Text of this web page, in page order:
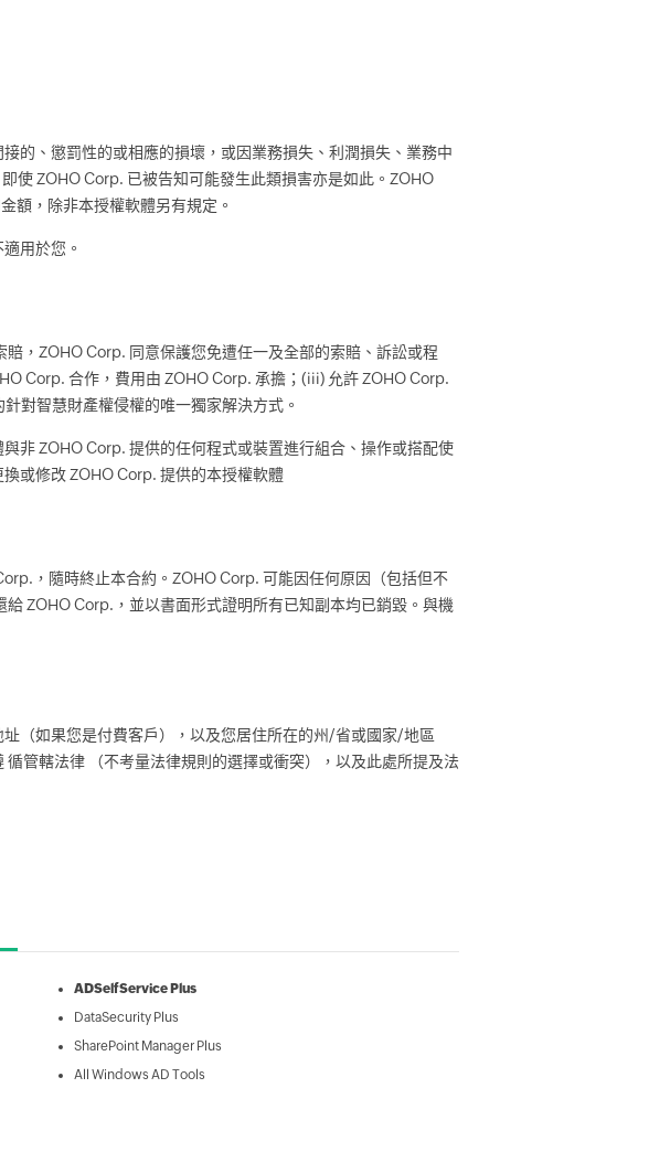
的、懲罰性的或相應的損壞，或因業務損失、利潤損失、業務中
使 ZOHO Corp. 已被告知可能發生此類損害亦是如此。ZOHO
額，除非本授權軟體另有規定。
用於您。
，ZOHO Corp. 同意保護您免遭任一及全部的索賠、訴訟或程
Corp. 合作，費用由 ZOHO Corp. 承擔；(iii) 允許 ZOHO Corp.
對智慧財產權侵權的唯一獨家解決方式。
非 ZOHO Corp. 提供的任何程式或裝置進行組合、操作或搭配使
或修改 ZOHO Corp. 提供的本授權軟體
，隨時終止本合約。ZOHO Corp. 可能因任何原因（包括但不
ZOHO Corp.，並以書面形式證明所有已知副本均已銷毀。與機
（如果您是付費客戶），以及您居住所在的州/省或國家/地區
管轄法律 （不考量法律規則的選擇或衝突），以及此處所提及法
ADSelfService Plus
DataSecurity Plus
SharePoint Manager Plus
All Windows AD Tools